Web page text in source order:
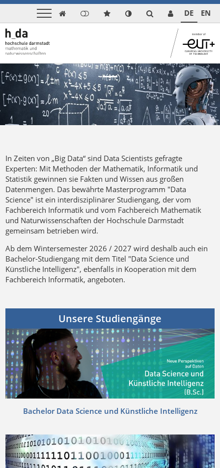
 DE EN
Previous Next
In Zeiten von „Big Data“ sind Data Scientists gefragte
Experten: Mit Methoden der Mathematik, Informatik und
Statistik gewinnen sie Fakten und Wissen aus großen
Datenmengen. Das bewährte Masterprogramm "Data
Science" ist ein interdisziplinärer Studiengang, der vom
Fachbereich Informatik und vom Fachbereich Mathematik
und Naturwissenschaften der Hochschule Darmstadt
gemeinsam betrieben wird.
Ab dem Wintersemester 2026 / 2027 wird deshalb auch ein
Bachelor-Studiengang mit dem Titel "Data Science und
Künstliche Intelligenz", ebenfalls in Kooperation mit dem
Fachbereich Informatik, angeboten.
Unsere Studiengänge
Bachelor Data Science und Künstliche Intelligenz